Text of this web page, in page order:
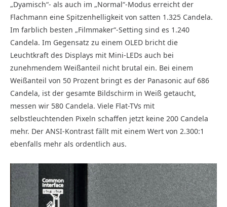
„Dyamisch“- als auch im „Normal“-Modus erreicht der
Flachmann eine Spitzenhelligkeit von satten 1.325 Candela.
Im farblich besten „Filmmaker“-Setting sind es 1.240
Candela. Im Gegensatz zu einem OLED bricht die
Leuchtkraft des Displays mit Mini-LEDs auch bei
zunehmendem Weißanteil nicht brutal ein. Bei einem
Weißanteil von 50 Prozent bringt es der Panasonic auf 686
Candela, ist der gesamte Bildschirm in Weiß getaucht,
messen wir 580 Candela. Viele Flat-TVs mit
selbstleuchtenden Pixeln schaffen jetzt keine 200 Candela
mehr. Der ANSI-Kontrast fällt mit einem Wert von 2.300:1
ebenfalls mehr als ordentlich aus.